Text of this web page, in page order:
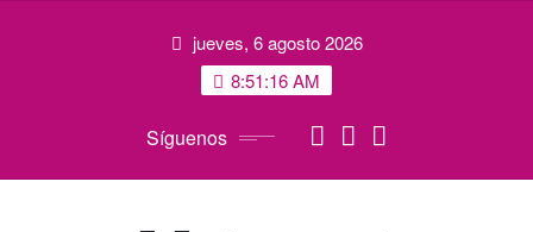
jueves, 6 agosto 2026
8:51:17 AM
Síguenos